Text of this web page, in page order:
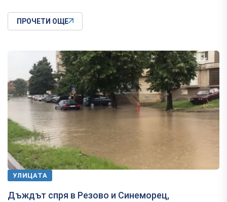
ПРОЧЕТИ ОЩЕ
УЛИЦАТА
Дъждът спря в Резово и Синеморец,